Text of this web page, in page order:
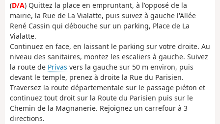
(D/A) Quittez la place en empruntant, à l'opposé de la
mairie, la Rue de La Vialatte, puis suivez à gauche l'Allée
René Cassin qui débouche sur un parking, Place de La
Vialatte.
Continuez en face, en laissant le parking sur votre droite. Au
niveau des sanitaires, montez les escaliers à gauche. Suivez
la route de Privas vers la gauche sur 50 m environ, puis
devant le temple, prenez à droite la Rue du Parisien.
Traversez la route départementale sur le passage piéton et
continuez tout droit sur la Route du Parisien puis sur le
Chemin de la Magnanerie. Rejoignez un carrefour à 3
directions.